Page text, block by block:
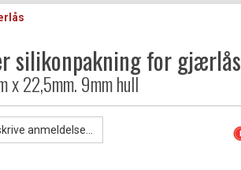
silikonpakning for gjærlås
x 22,5mm. 9mm hull
anmeldelse...